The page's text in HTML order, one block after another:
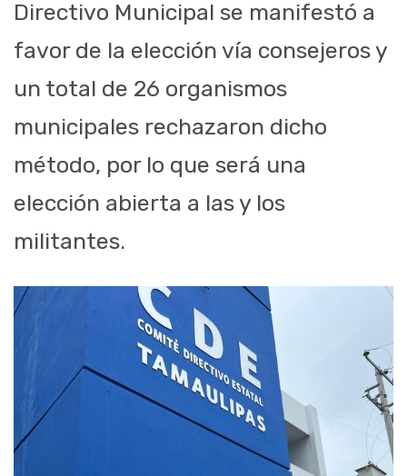
Directivo Municipal se manifestó a
favor de la elección vía consejeros y
un total de 26 organismos
municipales rechazaron dicho
método, por lo que será una
elección abierta a las y los
militantes.